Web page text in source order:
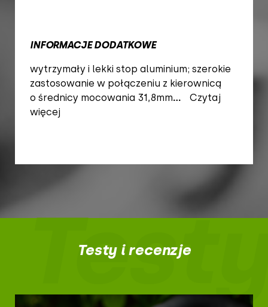
INFORMACJE DODATKOWE
wytrzymały i lekki stop aluminium; szerokie
zastosowanie w połączeniu z kierownicą
o średnicy mocowania 31,8mm...
Czytaj
więcej
Testy
Testy i recenzje